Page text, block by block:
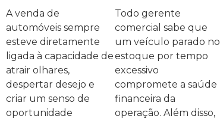
A venda de
automóveis sempre
esteve diretamente
ligada à capacidade de
atrair olhares,
despertar desejo e
criar um senso de
oportunidade
Todo gerente
comercial sabe que
um veículo parado no
estoque por tempo
excessivo
compromete a saúde
financeira da
operação. Além disso,